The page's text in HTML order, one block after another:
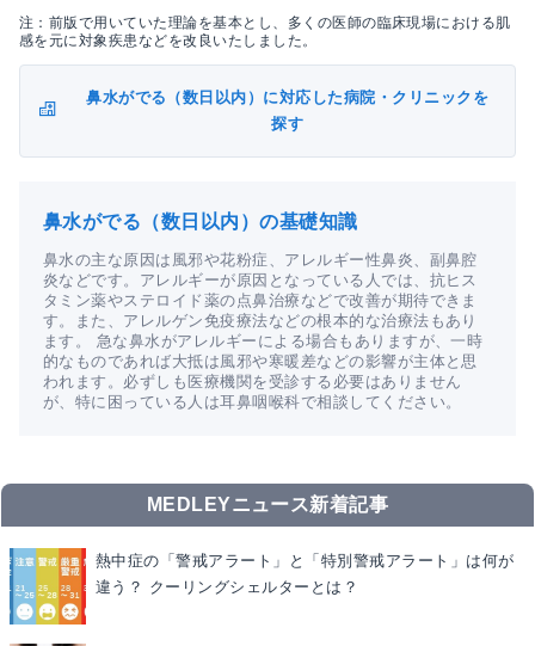
注：前版で用いていた理論を基本とし、多くの医師の臨床現場における肌
感を元に対象疾患などを改良いたしました。
鼻水がでる（数日以内）に対応した病院・クリニックを
探す
鼻水がでる（数日以内）の基礎知識
鼻水の主な原因は風邪や花粉症、アレルギー性鼻炎、副鼻腔
炎などです。アレルギーが原因となっている人では、抗ヒス
タミン薬やステロイド薬の点鼻治療などで改善が期待できま
す。また、アレルゲン免疫療法などの根本的な治療法もあり
ます。 急な鼻水がアレルギーによる場合もありますが、一時
的なものであれば大抵は風邪や寒暖差などの影響が主体と思
われます。必ずしも医療機関を受診する必要はありません
が、特に困っている人は耳鼻咽喉科で相談してください。
MEDLEYニュース新着記事
熱中症の「警戒アラート」と「特別警戒アラート」は何が
違う？ クーリングシェルターとは？